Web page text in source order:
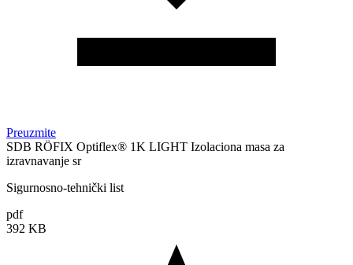
Preuzmite
SDB RÖFIX Optiflex® 1K LIGHT Izolaciona masa za
izravnavanje sr
Sigurnosno-tehnički list
pdf
392 KB